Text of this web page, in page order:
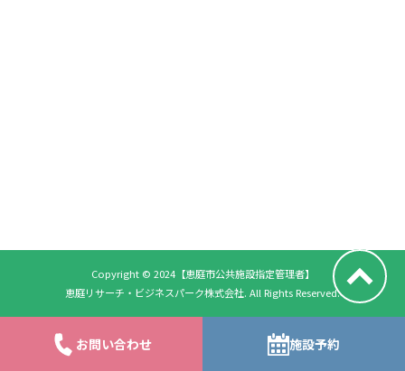
Copyright © 2024【恵庭市公共施設指定管理者】
恵庭リサーチ・ビジネスパーク株式会社. All Rights Reserved.
お問い合わせ 施設予約